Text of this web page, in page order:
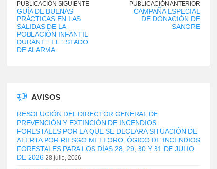
PUBLICACIÓN SIGUIENTE
GUÍA DE BUENAS
PRÁCTICAS EN LAS
SALIDAS DE LA
POBLACIÓN INFANTIL
DURANTE EL ESTADO
DE ALARMA.
PUBLICACIÓN ANTERIOR
CAMPAÑA ESPECIAL
DE DONACIÓN DE
SANGRE
AVISOS
RESOLUCIÓN DEL DIRECTOR GENERAL DE
PREVENCIÓN Y EXTINCIÓN DE INCENDIOS
FORESTALES POR LA QUE SE DECLARA SITUACIÓN DE
ALERTA POR RIESGO METEOROLÓGICO DE INCENDIOS
FORESTALES PARA LOS DÍAS 28, 29, 30 Y 31 DE JULIO
DE 2026 28 julio, 2026